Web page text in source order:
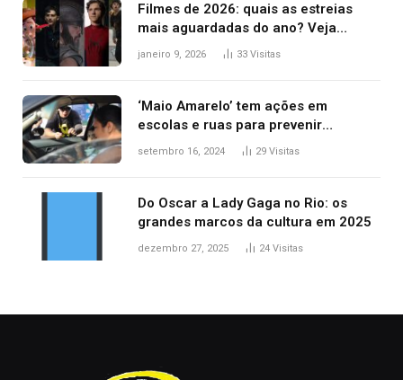
Filmes de 2026: quais as estreias
mais aguardadas do ano? Veja
principais lançamentos do cinema
janeiro 9, 2026 33 Visitas
‘Maio Amarelo’ tem ações em
escolas e ruas para prevenir
acidentes no trânsito no AP
setembro 16, 2024 29 Visitas
Do Oscar a Lady Gaga no Rio: os
grandes marcos da cultura em 2025
dezembro 27, 2025 24 Visitas